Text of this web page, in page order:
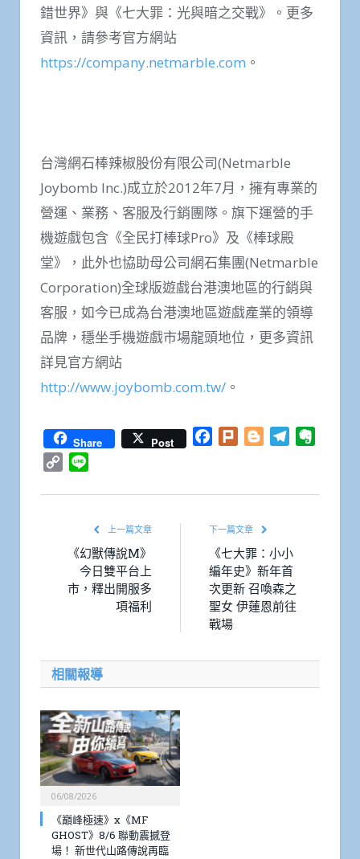
錯世界》與《七大罪：光與暗之交戰》。更多
資訊，請參考官方網站
https://company.netmarble.com 。
台灣網石棒辣椒股份有限公司(Netmarble
Joybomb Inc.)成立於2012年7月，擁有專業的
營運、業務、客服及行銷團隊。旗下運營的手
機遊戲包含《全民打棒球Pro》及《棒球殿
堂》，此外也協助母公司網石集團(Netmarble
Corporation)全球版遊戲台港澳地區的行銷與
客服，如今已成為台港澳地區遊戲產業的領導
品牌，穩坐手機遊戲市場龍頭地位，更多資訊
詳見官方網站
http://www.joybomb.com.tw/ 。
Share Post Facebook
Plurk BloggerTelegram
Copy
上一篇文章
《幻獸傳說M》
今日雙平台上
市，釋出開服多
項福利
下一篇文章
《七大罪：小小
編年史》新年首
次更新 召喚森之
聖女 伊蓮恩前往
戰場
相關報導
06/08/2026
《巔峰極速》x《MF
GHOST》8/6 聯動震撼登
場！ 新世代山路傳說再臨